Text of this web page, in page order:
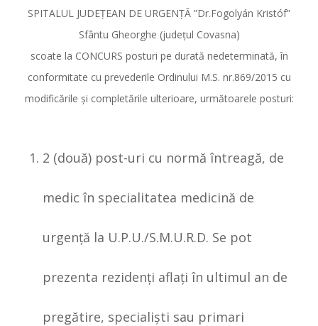
SPITALUL JUDEŢEAN DE URGENŢĂ ”Dr.Fogolyán Kristóf”
Sfântu Gheorghe (județul Covasna)
scoate la CONCURS posturi pe durată nedeterminată, în
conformitate cu prevederile Ordinului M.S. nr.869/2015 cu
modificările şi completările ulterioare, următoarele posturi:
2 (două) post-uri cu normă întreagă, de
medic în specialitatea medicină de
urgență la U.P.U./S.M.U.R.D. Se pot
prezenta rezidenţi aflaţi în ultimul an de
pregătire, specialişti sau primari